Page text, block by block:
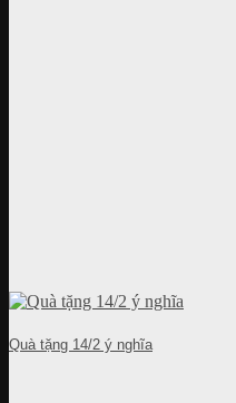
Quà tặng 14/2 ý nghĩa